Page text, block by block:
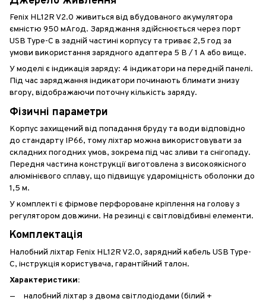
Fenix HL12R V2.0 живиться від вбудованого акумулятора
ємністю 950 мАгод. Заряджання здійснюється через порт
USB Type-C в задній частині корпусу та триває 2,5 год за
умови використання зарядного адаптера 5 В / 1 А або вище.
У моделі є індикація заряду: 4 індикатори на передній панелі.
Під час заряджання індикатори починають блимати знизу
вгору, відображаючи поточну кількість заряду.
Фізичні параметри
Корпус захищений від попадання бруду та води відповідно
до стандарту IP66, тому ліхтар можна використовувати за
складних погодних умов, зокрема під час зливи та снігопаду.
Передня частина конструкції виготовлена з високоякісного
алюмінієвого сплаву, що підвищує удароміцність оболонки до
1,5 м.
У комплекті є фірмове перфороване кріплення на голову з
регулятором довжини. На резинці є світловідбивні елементи.
Комплектація
Налобний ліхтар Fenix HL12R V2.0, зарядний кабель USB Type-
C, інструкція користувача, гарантійний талон.
Характеристики:
налобний ліхтар з двома світлодіодами (білий +